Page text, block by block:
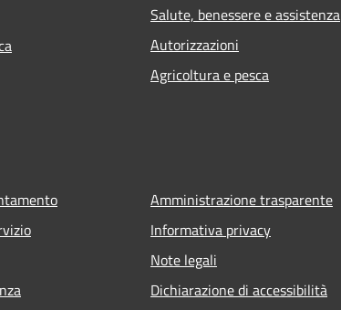
Salute, benessere e assistenza
Autorizzazioni
Agricoltura e pesca
Amministrazione trasparente
Informativa privacy
Note legali
Dichiarazione di accessibilità